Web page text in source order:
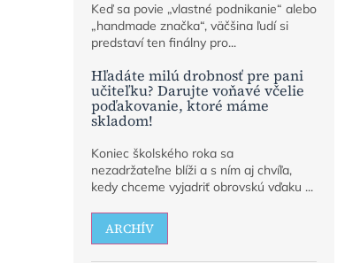
Keď sa povie „vlastné podnikanie“ alebo
„handmade značka“, väčšina ľudí si
predstaví ten finálny pro...
Hľadáte milú drobnosť pre pani
učiteľku? Darujte voňavé včelie
poďakovanie, ktoré máme
skladom!
Koniec školského roka sa
nezadržateľne blíži a s ním aj chvíľa,
kedy chceme vyjadriť obrovskú vďaku ...
ARCHÍV